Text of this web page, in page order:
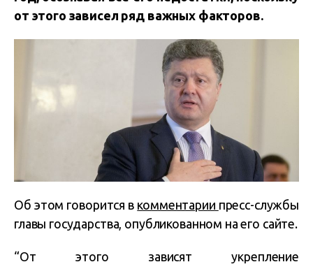
от этого зависел ряд важных факторов.
Об этом говорится в комментарии пресс-службы
главы государства, опубликованном на его сайте.
“От этого зависят укрепление